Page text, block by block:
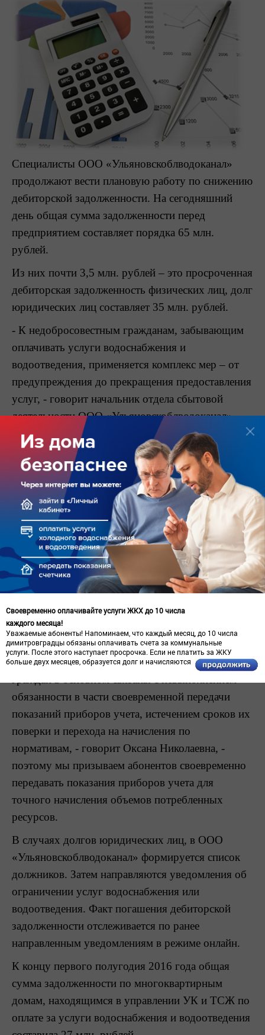
Специалисты ООО «Ульяновскоблводоканал»
продолжают вести плановую работу по снижению
дебиторской задолженности. На сегодняшний
день общая сумма задолженности перед
предприятием составляет порядка 65 млн.
рублей.
Из них почти 3,5 млн. рублей – это просроченная
дебиторская задолженность физических лиц, долг
юридических лиц составляет 35 млн. рублей.
- К недобросовестным гражданам, забывающим
оплачивать услуги водоснабжения и
водоотведения, применяется комплекс мер – от
предупреждения до прекращения предоставления
услуг, - говорит начальник отдела сбытовой
деятельности ООО «Ульяновскоблводоканал»
Оксана Николаевна Соловьева. - Физическому
лицу, имеющему задолженность за 30 дней,
направляется уведомление/претензия с указанием
суммы долга. По адресу проживания должника
выезжает специалист предприятия для
обследования домовладения, затем готовятся
документы для взыскания дебиторской
задолженности в судебном порядке и, наконец, за
3 дня до отключения, вручается письменное
уведомление. Перед тем как пойти на крайнюю
меру – отключение услуг, водоканал сначала
всеми способами пытается «достучаться» до
неплательщика.
- Причины образования задолженности у
обязанности в части своевременной передачи
показаний приборов учета, истечением сроков их
поверки и перехода на начисления по
нормативам, - говорит Оксана Николаевна, -
поэтому мы призываем абонентов своевременно
передавать показания приборов учета для
точного начисления объемов потребленных
ресурсов.
В случаях долгов юридических лиц, в ООО
«Ульяновскоблводоканал» формируется список
должников. Затем направляются уведомления об
ограничении услуг водоснабжения или
водоотведения. Факт погашения дебиторской
задолженности отслеживается по ранее
направленным уведомлениям в режиме онлайн.
К концу первого полугодия 2016 года общая
сумма задолженности по многоквартирным
домам, находящимся в управлении УК и ТСЖ по
оплате за услуги водоснабжения и водоотведения
Своевременно оплачивайте услуги ЖКХ до 10 числа
каждого месяца!
Уважаемые абоненты! Напоминаем, что каждый месяц, до 10 числа
димитровградцы обязаны оплачивать счета за коммунальные
услуги. После этого наступает просрочка. Если не платить за ЖКУ
больше двух месяцев, образуется долг и начисляются пени.